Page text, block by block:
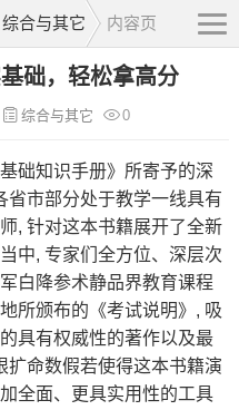
综合与其它 内容页
础，轻松拿高分
综合与其它 0
基础知识手册》所寄予的深
省市部分处于教学一线具有
, 针对这本书籍展开了全新
中, 专家们全方位、深层次
白降参术静品界教育课程
所颁布的《考试说明》, 吸
具有权威性的著作以及最
扩命数假若使得这本书籍演
全面、更具实用性的工具